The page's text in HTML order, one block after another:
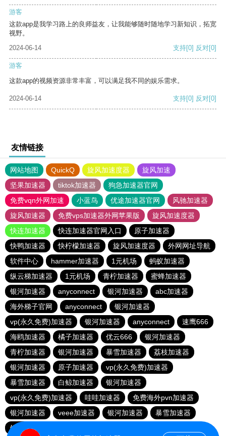
游客
这款app是我学习路上的良师益友，让我能够随时随地学习新知识，拓宽
视野。
2024-06-14
支持[0] 反对[0]
游客
这款app的视频资源非常丰富，可以满足我不同的娱乐需求。
2024-06-14 支持[0] 反对[0]
友情链接
网站地图 QuickQ 旋风加速度器
旋风加速
坚果加速器
tiktok加速器
狗急加速器官网
免费vqn外网加速
小蓝鸟 优途加速器官网
风驰加速器
旋风加速器
免费vps加速器外网苹果版
旋风加速度器
快连加速器
快连加速器官网入口
原子加速器
快鸭加速器
快柠檬加速器 旋风加速度器
外网网址导航
软件中心
hammer加速器 1元机场
蚂蚁加速器
纵云梯加速器
1元机场 青柠加速器
蜜蜂加速器
银河加速器
anyconnect 银河加速器
abc加速器
海外梯子官网
anyconnect
银河加速器
vp(永久免费)加速器
银河加速器 anyconnect
速鹰666
海鸥加速器
橘子加速器 优云666
银河加速器
青柠加速器
银河加速器 暴雪加速器
荔枝加速器
银河加速器
原子加速器
vp(永久免费)加速器
暴雪加速器
白鲸加速器
银河加速器
vp(永久免费)加速器
哇哇加速器
免费海外pvn加速器
银河加速器
veee加速器 银河加速器
暴雪加速器
银河加速器